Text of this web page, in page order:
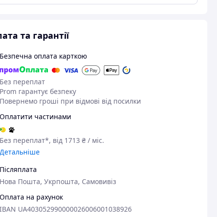
та гарантії
Безпечна оплата карткою
Без переплат
Prom гарантує безпеку
Повернемо гроші при відмові від посилки
Оплатити частинами
Без переплат*, від 1713 ₴ / міс.
Детальніше
Післяплата
Нова Пошта, Укрпошта, Самовивіз
Оплата на рахунок
IBAN UA403052990000026006001038926